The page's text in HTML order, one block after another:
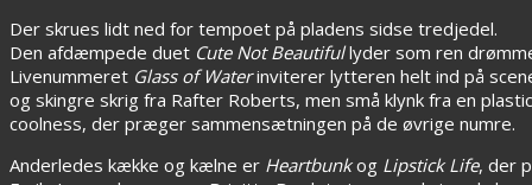
Der skrues lidt ned for tempoet på pladens sidse tredjedel.
Den afdæmpede duet Cute Not Beautifullyder som ren
Livenummeret Glass of Waterinviterer lytteren helt ind på
og skingre skrig fra Rafter Roberts, men små klynk fra en
coolness, der præger sammensætningen på de øvrige numre.
Anderledes kække og kælne er Heartbunkog Lipstick Life, der